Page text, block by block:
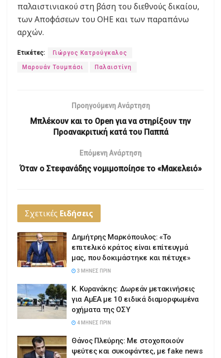
παλαιστινιακού στη βάση του διεθνούς δικαίου,
των Αποφάσεων του ΟΗΕ και των παραπάνω
αρχών.
Ετικέτες: Γιώργος Κατρούγκαλος
Μαρουάν Τουμπάσι Παλαιστίνη
Προηγούμενη Ανάρτηση
Μπλέκουν και το Open για να στηρίξουν την
Προανακριτική κατά του Παππά
Επόμενη Ανάρτηση
Όταν ο Στεφανάδης νομιμοποίησε το «Μακελειό»
Σχετικές Ειδήσεις
Δημήτρης Μαρκόπουλος: «Το
επιτελικό κράτος είναι επίτευγμά
μας, που δοκιμάστηκε και πέτυχε»
3 ΜΉΝΕΣ ΠΡΙΝ
Κ. Κυρανάκης: Δωρεάν μετακινήσεις
για ΑμΕΑ με 10 ειδικά διαμορφωμένα
οχήματα της ΟΣΥ
4 ΜΉΝΕΣ ΠΡΙΝ
Θάνος Πλεύρης: Με στοχοποιούν
ψεύτες και συκοφάντες, με fake news